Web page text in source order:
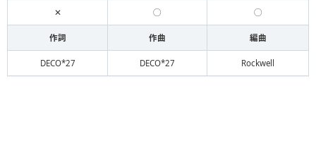
✕ ◯ ◯
作詞 作曲 編曲
DECO*27 DECO*27 Rockwell